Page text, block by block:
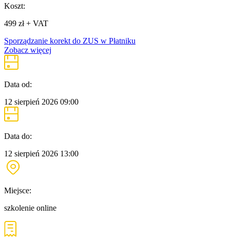
Koszt:
499 zł + VAT
Sporządzanie korekt do ZUS w Płatniku
Zobacz więcej
Data od:
12 sierpień 2026 09:00
Data do:
12 sierpień 2026 13:00
Miejsce:
szkolenie online